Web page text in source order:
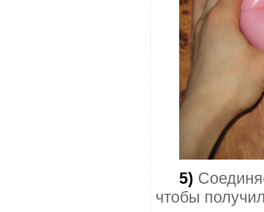
5)
чтобы